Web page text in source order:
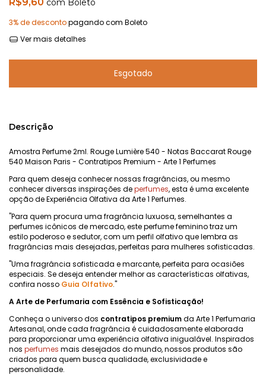
com Boleto
3% de descontopagando com Boleto
Ver mais detalhes
Descrição
Amostra Perfume 2ml. Rouge Lumière 540 - Notas Baccarat Rouge
540 Maison Paris - Contratipos Premium - Arte 1 Perfumes
Para quem deseja conhecer nossas fragrâncias, ou mesmo
conhecer diversas inspirações deperfumes, esta é uma excelente
opção de Experiência Olfativa da Arte 1 Perfumes.
"Para quem procura uma fragrância luxuosa, semelhantes a
perfumes icônicos de mercado, este perfume feminino traz um
estilo poderoso e sedutor, com um perfil olfativo que lembra as
fragrâncias mais desejadas, perfeitas para mulheres sofisticadas.
"Uma fragrância sofisticada e marcante, perfeita para ocasiões
especiais. Se deseja entender melhor as características olfativas,
confira nosso Guia Olfativo."
A Arte de Perfumaria com Essência e Sofisticação!
Conheça o universo dos contratipos premiumda Arte 1 Perfumaria
Artesanal, onde cada fragrância é cuidadosamente elaborada
para proporcionar uma experiência olfativa inigualável. Inspirados
nos perfumes mais desejados do mundo, nossos produtos são
criados para quem busca qualidade, exclusividade e
personalidade.